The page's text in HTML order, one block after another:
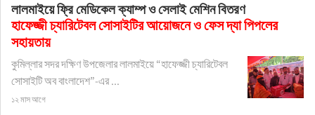
লালমাইয়ে ফ্রি মেডিকেল ক্যাম্প ও সেলাই মেশিন বিতরণ
হাফেজ্জী চ্যারিটেবল সোসাইটির আয়োজনে ও ফেস দ্যা পিপলের
সহায়তায়
কুমিল্লার সদর দক্ষিণ উপজেলার লালমাইয়ে “হাফেজ্জী চ্যারিটেবল
সোসাইটি অব বাংলাদেশ”-এর ...
১২ মাস আগে